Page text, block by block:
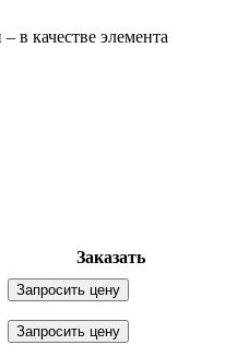
в качестве элемента
Заказать
Запросить цену
Запросить цену